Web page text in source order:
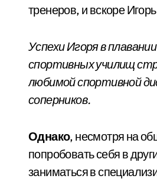
тренеров, и вскоре
Успехи Игоря в
спортивных училищ
любимой спортивной
соперников.
Однако, несмотря на
попробовать себя в
заниматься в